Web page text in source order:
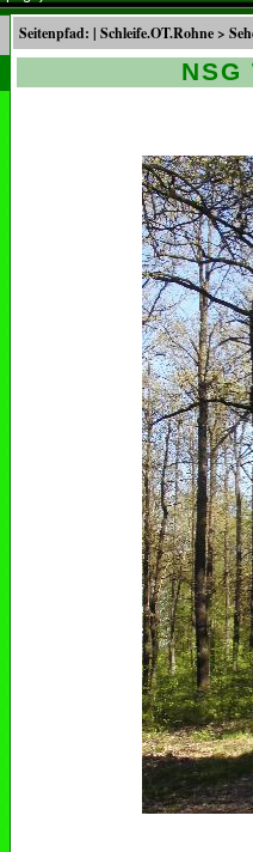
Seitenpfad: | Schleife.OT.Rohne>